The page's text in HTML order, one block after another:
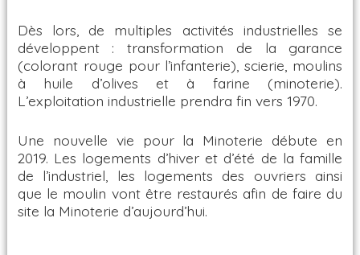
Dès lors, de multiples activités industrielles se
développent : transformation de la garance
(colorant rouge pour l’infanterie), scierie, moulins
à huile d’olives et à farine (minoterie).
L’exploitation industrielle prendra fin vers 1970.
Une nouvelle vie pour la Minoterie débute en
2019. Les logements d’hiver et d’été de la famille
de l’industriel, les logements des ouvriers ainsi
que le moulin vont être restaurés afin de faire du
site la Minoterie d’aujourd’hui.